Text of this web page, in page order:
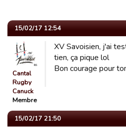
15/02/17 12:54
Cantal
Rugby
Canuck
Membre
XV Savoisien, j'ai
tien, ça pique lol
Bon courage pour
15/02/17 21:50